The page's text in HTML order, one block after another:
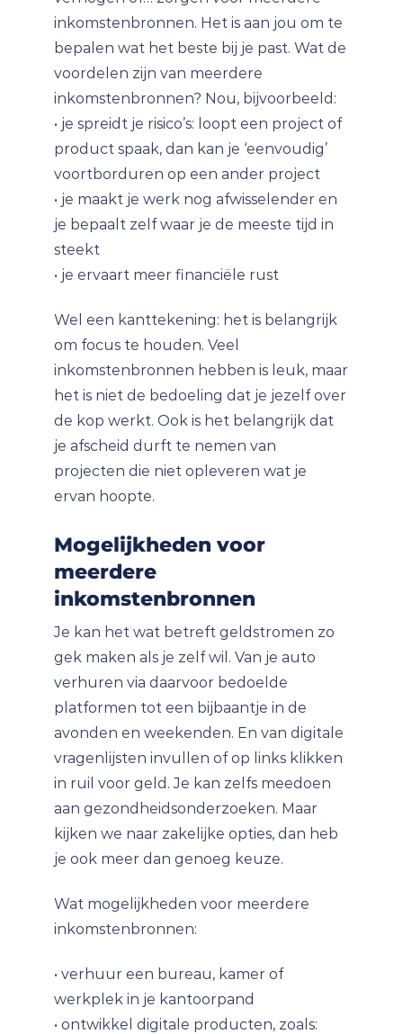
inkomstenbronnen. Het is aan jou om te
bepalen wat het beste bij je past. Wat de
voordelen zijn van meerdere
inkomstenbronnen? Nou, bijvoorbeeld:
• je spreidt je risico’s: loopt een project of
product spaak, dan kan je ‘eenvoudig’
voortborduren op een ander project
• je maakt je werk nog afwisselender en
je bepaalt zelf waar je de meeste tijd in
steekt
• je ervaart meer financiële rust
Wel een kanttekening: het is belangrijk
om focus te houden. Veel
inkomstenbronnen hebben is leuk, maar
het is niet de bedoeling dat je jezelf over
de kop werkt. Ook is het belangrijk dat
je afscheid durft te nemen van
projecten die niet opleveren wat je
ervan hoopte.
Mogelijkheden voor
meerdere
inkomstenbronnen
Je kan het wat betreft geldstromen zo
gek maken als je zelf wil. Van je auto
verhuren via daarvoor bedoelde
platformen tot een bijbaantje in de
avonden en weekenden. En van digitale
vragenlijsten invullen of op links klikken
in ruil voor geld. Je kan zelfs meedoen
aan gezondheidsonderzoeken. Maar
kijken we naar zakelijke opties, dan heb
je ook meer dan genoeg keuze.
Wat mogelijkheden voor meerdere
inkomstenbronnen:
• verhuur een bureau, kamer of
werkplek in je kantoorpand
• ontwikkel digitale producten, zoals: